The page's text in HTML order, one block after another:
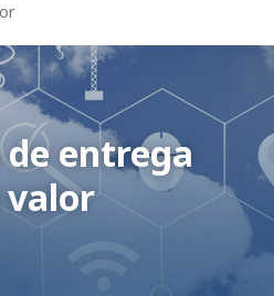
de entrega
valor